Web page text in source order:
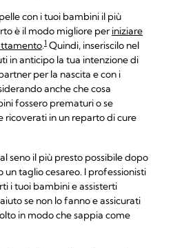
con i tuoi bambini il più
è il modo migliore periniziare
.1 Quindi, inseriscilo nel
in anticipo la tua intenzione di
per la nascita e con i
anche che cosa
fossero prematuri o se
ricoverati in un reparto di cure
seno il più presto possibile dopo
un taglio cesareo. I professionisti
i tuoi bambini e assisterti
se non lo fanno e assicurati
in modo che sappia come